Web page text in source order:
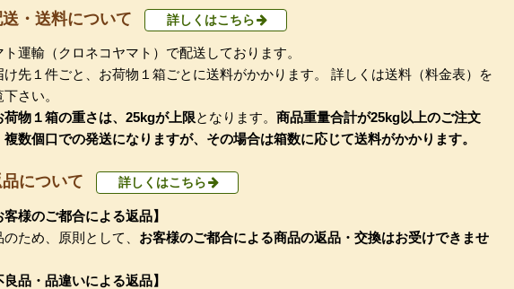
・送料について 詳しくはこちら
ト運輸（クロネコヤマト）で配送しております。
け先１件ごと、お荷物１箱ごとに送料がかかります。 詳しくは送料（料金表）を
下さい。
物１箱の重さは、25kgが上限となります。 商品重量合計が25kg以上のご注文
複数個口での発送になりますが、その場合は箱数に応じて送料がかかります。
について 詳しくはこちら
客様のご都合による返品】
のため、原則として、 お客様のご都合による商品の返品・交換はお受けできませ
良品・品違いによる返品】